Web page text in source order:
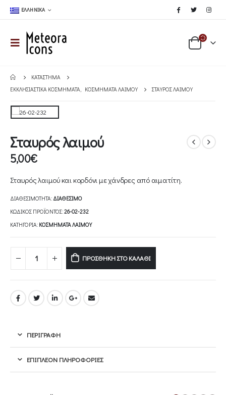
ΕΛΛΗΝΙΚΆ
ΚΑΤΆΣΤΗΜΑ
ΕΚΚΛΗΣΙΑΣΤΙΚΆ ΚΟΣΜΉΜΑΤΑ, ΚΟΣΜΉΜΑΤΑ ΛΑΙΜΟΎ ΣΤΑΥΡΌΣ ΛΑΙΜΟΎ
Σταυρός λαιμού
5,00€
Σταυρός λαιμού και κορδόνι με χάνδρες από αιματίτη.
ΔΙΑΘΕΣΙΜΌΤΗΤΑ: ΔΙΑΘΈΣΙΜΟ
ΚΩΔΙΚΌΣ ΠΡΟΪΌΝΤΟΣ:26-02-232
ΚΑΤΗΓΟΡΊΑ: ΚΟΣΜΉΜΑΤΑ ΛΑΙΜΟΎ
ΠΡΟΣΘΉΚΗ ΣΤΟ ΚΑΛΆΘΙ
ΠΕΡΙΓΡΑΦΉ
ΕΠΙΠΛΈΟΝ ΠΛΗΡΟΦΟΡΊΕΣ